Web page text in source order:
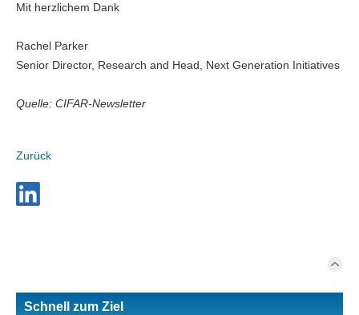
Mit herzlichem Dank
Rachel Parker
Senior Director, Research and Head, Next Generation Initiatives
Quelle: CIFAR-Newsletter
Zurück
Schnell zum Ziel